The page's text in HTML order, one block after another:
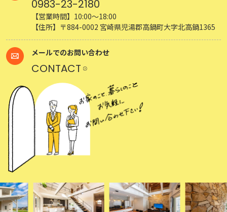
日大建築の家づくり 施工事例 イベント情報
スタッフ
Blog
お知らせ 会社概要 採用情報